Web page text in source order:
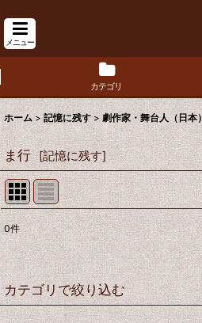
メニュー
カテゴリ
ホーム > 記憶に残す > 劇作家・舞台人（日本）
ま行 [記憶に残す]
表示数:
並び順:
0件
カテゴリで絞り込む